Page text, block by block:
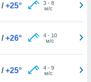
/ +25° 3- 8
м/с
/ +26° 4- 10
м/с
/ +25° 4- 9
м/с